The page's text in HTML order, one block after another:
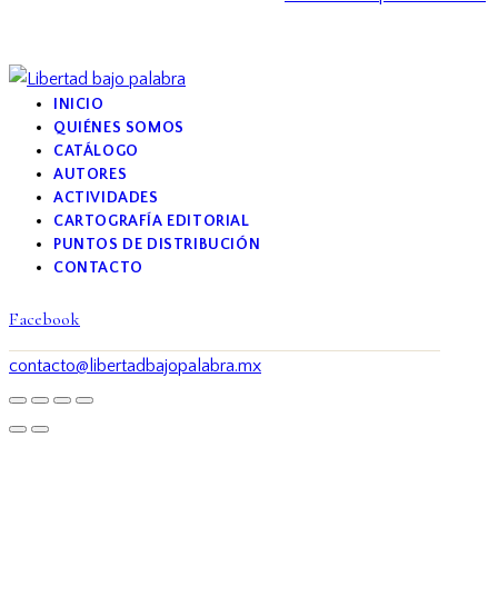
INICIO
QUIÉNES SOMOS
CATÁLOGO
AUTORES
ACTIVIDADES
CARTOGRAFÍA EDITORIAL
PUNTOS DE DISTRIBUCIÓN
CONTACTO
Facebook
contacto@libertadbajopalabra.mx